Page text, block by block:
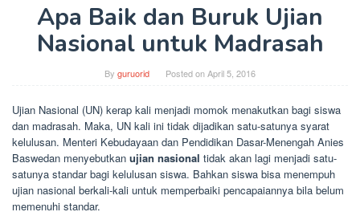
Apa Baik dan Buruk Ujian
Nasional untuk Madrasah
By guruorid Posted onApril 5, 2016
Ujian Nasional (UN) kerap kali menjadi momok menakutkan bagi siswa
dan madrasah. Maka, UN kali ini tidak dijadikan satu-satunya syarat
kelulusan. Menteri Kebudayaan dan Pendidikan Dasar-Menengah Anies
Baswedan menyebutkan ujian nasional tidak akan lagi menjadi satu-
satunya standar bagi kelulusan siswa. Bahkan siswa bisa menempuh
ujian nasional berkali-kali untuk memperbaiki pencapaiannya bila belum
memenuhi standar.